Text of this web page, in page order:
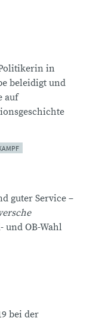
in
beleidigt und
auf
guter Service –
und OB-Wahl
bei der